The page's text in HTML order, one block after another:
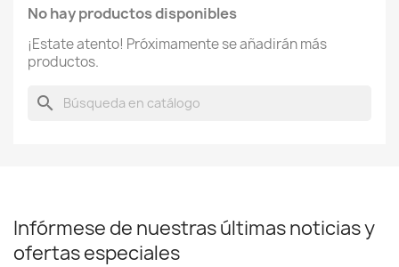
No hay productos disponibles
¡Estate atento! Próximamente se añadirán más
productos.
search
Infórmese de nuestras últimas noticias y
ofertas especiales